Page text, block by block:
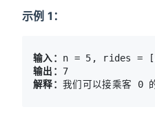
示例 1：
输入： n = 5, rides = [
输出：
解释：